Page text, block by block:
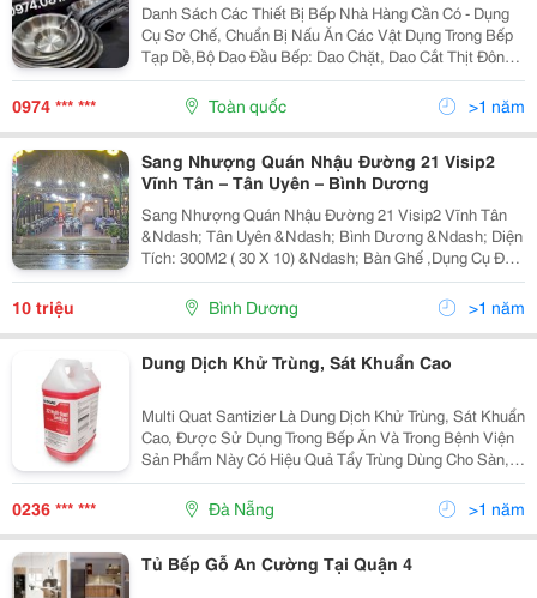
Danh Sách Các Thiết Bị Bếp Nhà Hàng Cần Có - Dụng
Cụ Sơ Chế, Chuẩn Bị Nấu Ăn Các Vật Dụng Trong Bếp
Tạp Dề,Bộ Dao Đầu Bếp: Dao Chặt, Dao Cắt Thịt Đông
Lạnh, Dao Cắt Gọt Củ &Ndash; Quả, Làm Cá, Lạng Thịt
&Ndash; Cắt Lát, Dao Thái, Kéo, Dụng Cụ Mài...
0974 *** *** Toàn quốc >1 năm
Sang Nhượng Quán Nhậu Đường 21 Visip2
Vĩnh Tân – Tân Uyên – Bình Dương
Sang Nhượng Quán Nhậu Đường 21 Visip2 Vĩnh Tân
&Ndash; Tân Uyên &Ndash; Bình Dương &Ndash; Diện
Tích: 300M2 ( 30 X 10) &Ndash; Bàn Ghế ,Dụng Cụ Đồ
Dùng Trong Bếp Có Sẵn Kho Lạnh,&Hellip;. Chỉ Việc Bắt
Tay Vào Kinh Doanh &Ndash; Đã Có Lượng Khách...
10 triệu Bình Dương >1 năm
Dung Dịch Khử Trùng, Sát Khuẩn Cao
Multi Quat Santizier Là Dung Dịch Khử Trùng, Sát Khuẩn
Cao, Được Sử Dụng Trong Bếp Ăn Và Trong Bệnh Viện
Sản Phẩm Này Có Hiệu Quả Tẩy Trùng Dùng Cho Sàn,
Tường, Đồ Gỗ, Bồn Nước, Thùng Chứa Rác, Điện
Thoại, Toilet, Thiết Bị Phòng Tắm Và Bề Mặt Cứng,...
0236 *** *** Đà Nẵng >1 năm
Tủ Bếp Gỗ An Cường Tại Quận 4